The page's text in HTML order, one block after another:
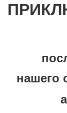
нашего